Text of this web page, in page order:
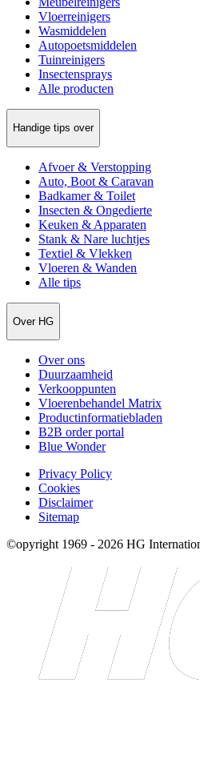
Vloerreinigers
Wasmiddelen
Autopoetsmiddelen
Tuinreinigers
Insectensprays
Alle producten
Handige tips over
Afvoer & Verstopping
Auto, Boot & Caravan
Badkamer & Toilet
Insecten & Ongedierte
Keuken & Apparaten
Stank & Nare luchtjes
Textiel & Vlekken
Vloeren & Wanden
Alle tips
Over HG
Over ons
Duurzaamheid
Verkooppunten
Vloerenbehandel Matrix
Productinformatiebladen
B2B order portal
Blue Wonder
Privacy Policy
Cookies
Disclaimer
Sitemap
©opyright 1969 - 2026 HG